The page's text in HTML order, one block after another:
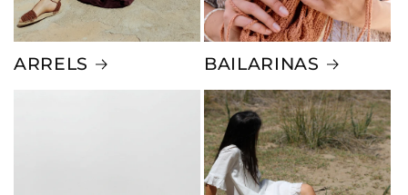
ARRELS BAILARINAS